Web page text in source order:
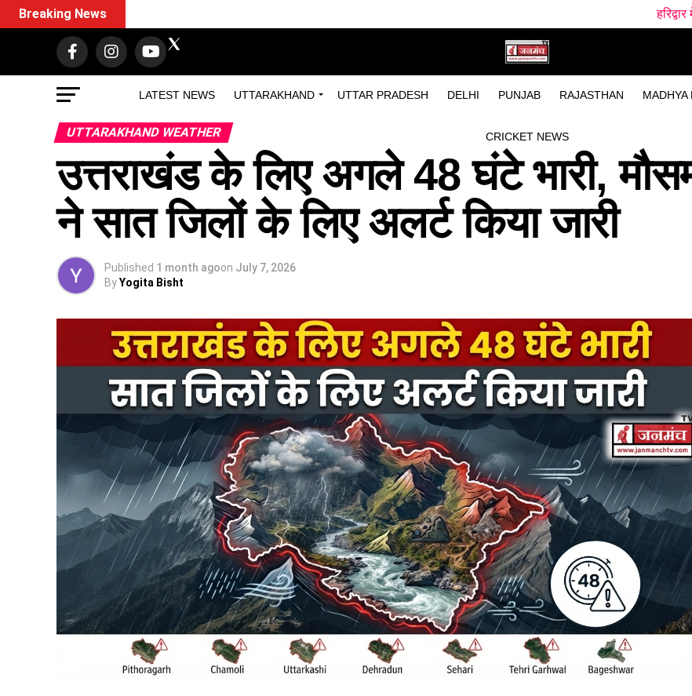
LATEST NEWS UTTARAKHAND UTTAR PRADESH DELHI PUNJAB RAJASTHAN MADHYA
CRICKET NEWS
Breaking News हरिद्वार में गंगा स्नान के
UTTARAKHAND WEATHER
उत्तराखंड के लिए अगले 48 घंटे भारी,
ने सात जिलों के लिए अलर्ट किया जारी
Published 1 month agoon July 7, 2026
ByYogita Bisht